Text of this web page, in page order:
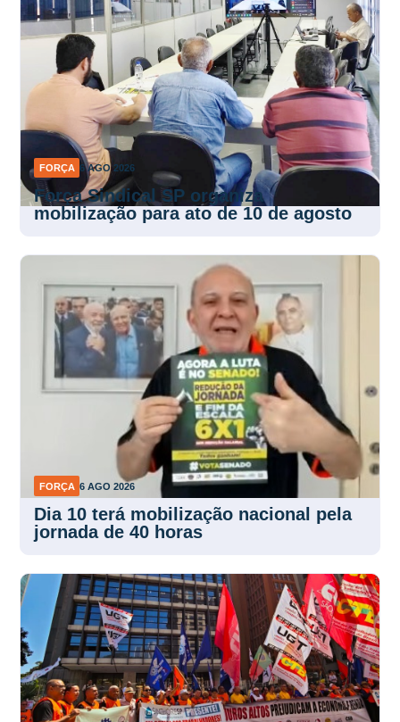
FORÇA 6 AGO 2026
Força Sindical SP organiza
mobilização para ato de 10 de agosto
FORÇA 6 AGO 2026
Dia 10 terá mobilização nacional pela
jornada de 40 horas